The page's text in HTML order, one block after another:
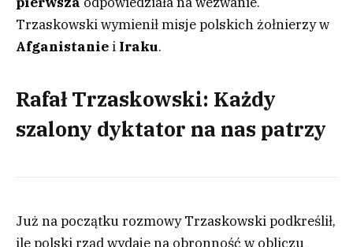
Trzaskowski wymienił misje polskich żołnierzy w
Afganistanie i Iraku.
Rafał Trzaskowski: Każdy
szalony dyktator na nas patrzy
Już na początku rozmowy Trzaskowski podkreślił,
ile polski rząd wydaje na obronność w obliczu